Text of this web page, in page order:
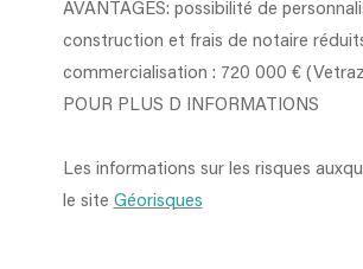
AVANTAGES: possibilité de
construction et frais de notaire
commercialisation : 720 000 €
POUR PLUS D INFORMATIONS
Les informations sur les risques
le site Géorisques